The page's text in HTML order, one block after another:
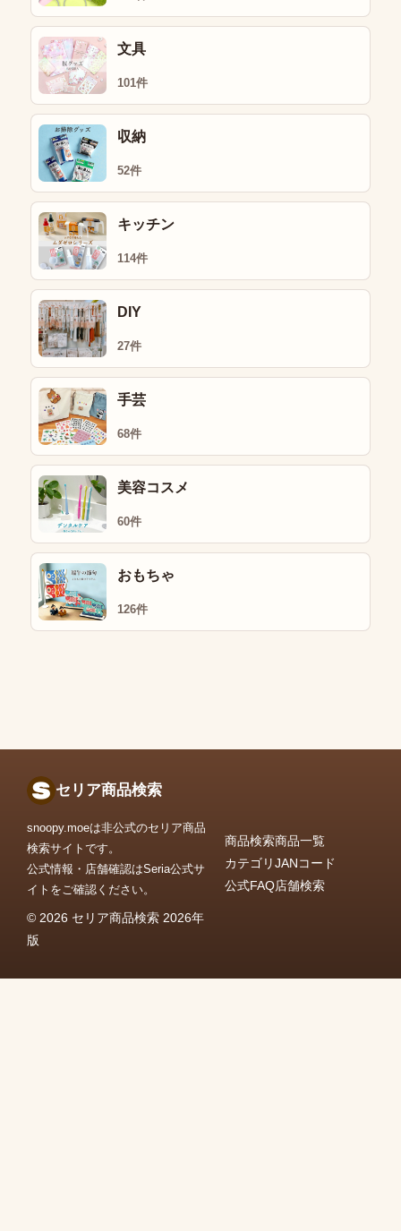
文具
101件
収納
52件
キッチン
114件
DIY
27件
手芸
68件
美容コスメ
60件
おもちゃ
126件
セリア商品検索
snoopy.moeは非公式のセリア商品
検索サイトです。
公式情報・店舗確認はSeria公式サ
イトをご確認ください。
© 2026 セリア商品検索 2026年
版
商品検索商品一覧
カテゴリJANコード
公式FAQ店舗検索